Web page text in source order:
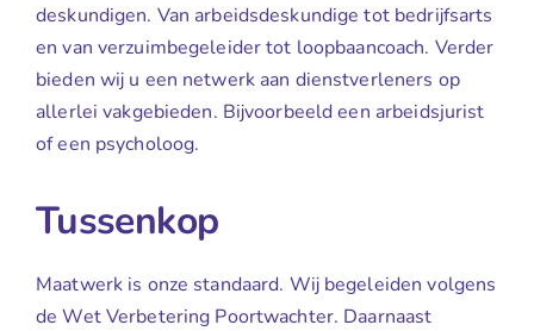
deskundigen. Van arbeidsdeskundige tot bedrijfsarts
en van verzuimbegeleider tot loopbaancoach. Verder
bieden wij u een netwerk aan dienstverleners op
allerlei vakgebieden. Bijvoorbeeld een arbeidsjurist
of een psycholoog.
Tussenkop
Maatwerk is onze standaard. Wij begeleiden volgens
de Wet Verbetering Poortwachter. Daarnaast